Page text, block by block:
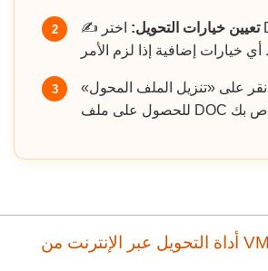
2 ✍️ تعيين خيارات التحويل: اختر DOC كتنسيق
3
انقر على «تنزيل الملف المحول»